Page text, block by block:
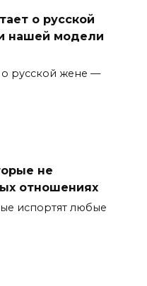
о русской
нашей модели
о русской жене —
не
отношениях
испортят любые